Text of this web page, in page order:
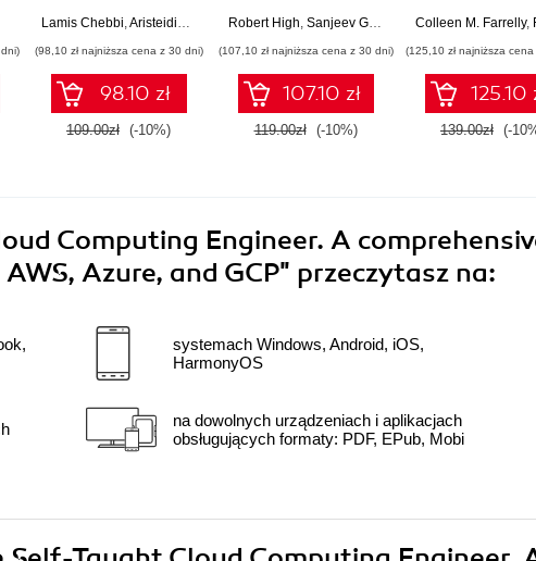
18 applications with
subjects, operators,
and Angular Signals -
Second Edition
Lamis Chebbi Aristeidis Bampakos
(98,10 zł najniższa cena z 30 dni)
98.10 zł
109.00zł (-10%)
computing with Open
Robert High Sanjeev Gupta
(107,10 zł najniższa cena z 30 dni)
107.10 zł
119.00zł (-10%)
algorithms and
applications
Python
Colleen M. Farrelly,
(125,10 zł najniższa
125.10
139.00zł (-
Computing Engineer. A
Azure, and GCP" przeczytasz na:
systemach Windows, Android, iOS,
HarmonyOS
na dowolnych urządzeniach i aplikacjach
obsługujących formaty: PDF, EPub, Mobi